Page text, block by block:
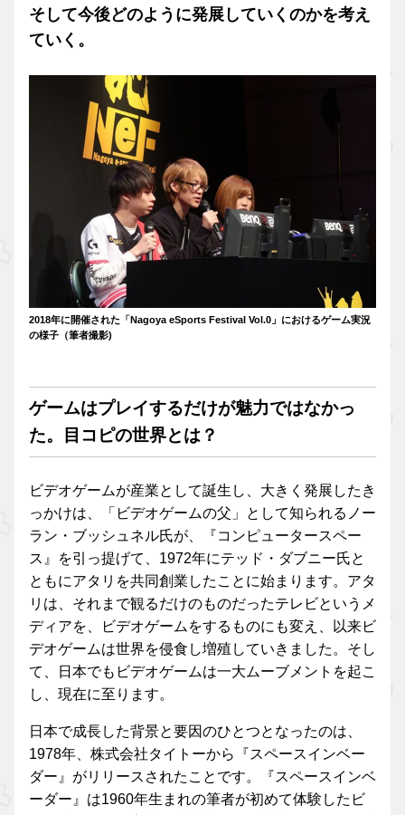
そして今後どのように発展していくのかを考え
ていく。
2018年に開催された「Nagoya eSports Festival Vol.0」におけるゲーム実況
の様子（筆者撮影)
ゲームはプレイするだけが魅力ではなかっ
た。目コピの世界とは？
ビデオゲームが産業として誕生し、大きく発展したき
っかけは、「ビデオゲームの父」として知られるノー
ラン・ブッシュネル氏が、『コンピュータースペー
ス』を引っ提げて、1972年にテッド・ダブニー氏と
ともにアタリを共同創業したことに始まります。アタ
リは、それまで観るだけのものだったテレビというメ
ディアを、ビデオゲームをするものにも変え、以来ビ
デオゲームは世界を侵食し増殖していきました。そし
て、日本でもビデオゲームは一大ムーブメントを起こ
し、現在に至ります。
日本で成長した背景と要因のひとつとなったのは、
1978年、株式会社タイトーから『スペースインベー
ダー』がリリースされたことです。『スペースインベ
ーダー』は1960年生まれの筆者が初めて体験したビ